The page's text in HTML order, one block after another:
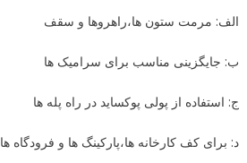
الف: مرمت ستون ها،راهروها و سقف
ب: جایگزینی مناسب برای سرامیک ها
ج: استفاده از پولی پوکساید در راه پله ها
د: برای کف کارخانه ها،پارکینگ ها و فرودگاه ها